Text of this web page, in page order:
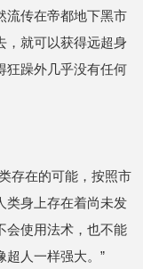
流传在帝都地下黑市
，就可以获得远超身
狂躁外几乎没有任何
存在的可能，按照市
类身上存在着尚未发
会使用法术，也不能
超人一样强大。”